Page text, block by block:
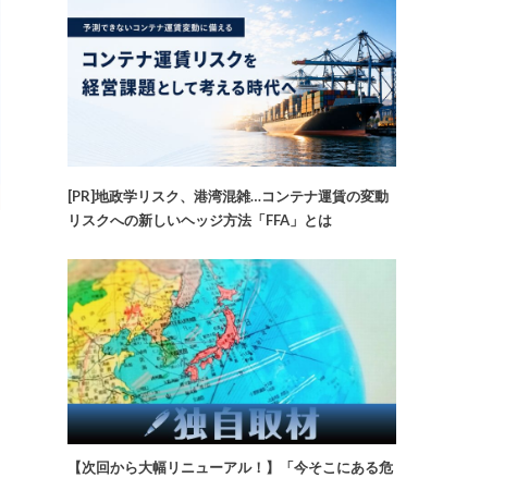
[PR]地政学リスク、港湾混雑…コンテナ運賃の変動
リスクへの新しいヘッジ方法「FFA」とは
【次回から大幅リニューアル！】「今そこにある危